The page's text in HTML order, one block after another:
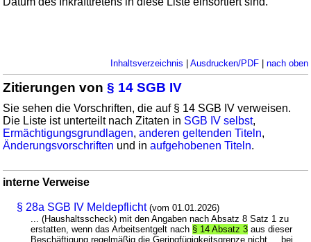
Inhaltsverzeichnis | Ausdrucken/PDF| nach oben
Zitierungen von§ 14 SGB IV
Sie sehen die Vorschriften, die auf § 14 SGB IV verweisen.
Die Liste ist unterteilt nach Zitaten in SGB IV selbst,
Ermächtigungsgrundlagen,anderen geltenden Titeln,
Änderungsvorschriften und inaufgehobenen Titeln.
interne Verweise
§ 28a SGB IV Meldepflicht (vom 01.01.2026)
... (Haushaltsscheck) mit den Angaben nach Absatz 8 Satz 1 zu
erstatten, wenn das Arbeitsentgelt nach § 14 Absatz 3 aus dieser
Beschäftigung regelmäßig die Geringfügigkeitsgrenze nicht ... bei